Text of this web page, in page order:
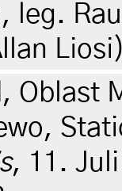
leg.
Oblast
, 11.